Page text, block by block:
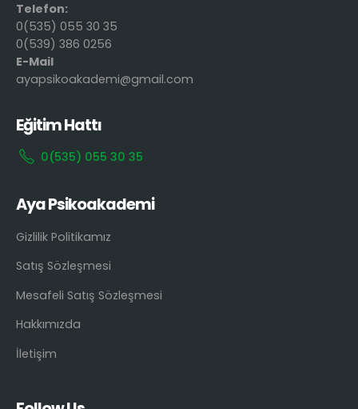
Telefon:
0(535) 055 30 35
0(539) 386 0256
E-Mail
ayapsikoakademi@gmail.com
Eğitim Hattı
0(535) 055 30 35
Aya Psikoakademi
Gizlilik Politikamız
Satış Sözleşmesi
Mesafeli Satış Sözleşmesi
Hakkımızda
İletişim